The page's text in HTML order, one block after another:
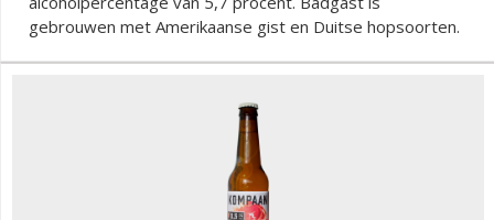
gebrouwen met Amerikaanse gist en Duitse hopsoorten.